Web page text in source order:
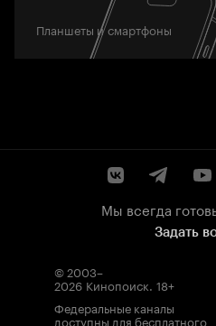
Планшеты и смартфоны
Мы всегда
Задать
© 2003–
2026 Кинопоиск 18+
Федеральные каналы
доступны для бесплатного